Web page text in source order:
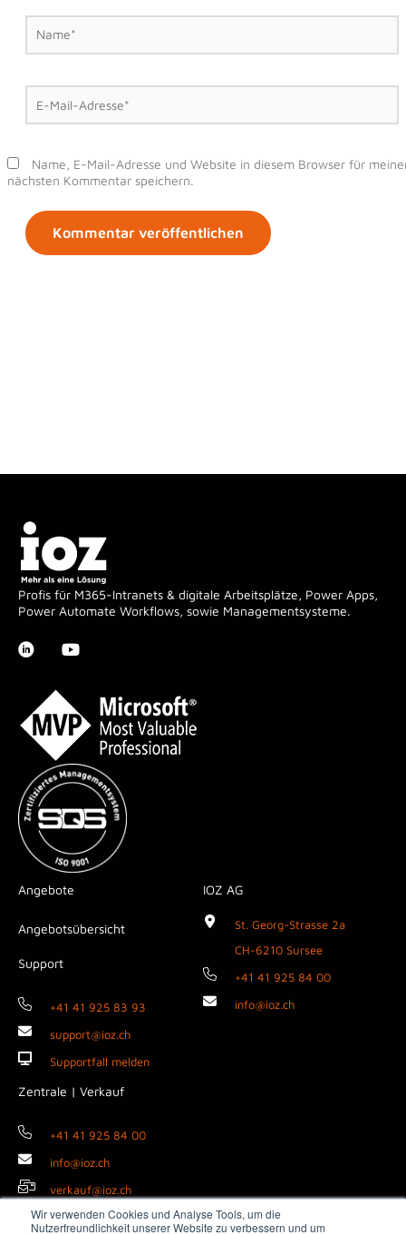
Wir verwenden Cookies und Analyse Tools, um die
Nutzerfreundlichkeit unserer Website zu verbessern und um
Name*
E-
Mail-
Adresse*
Name, E-Mail-Adresse und Website in diesem Browser für
nächsten Kommentar speichern.
Profis für M365-Intranets & digitale Arbeitsplätze, Power Apps,
Power Automate Workflows, sowie Managementsysteme.
Angebote
Angebotsübersicht
Support
+41 41 925 83 93
support@ioz.ch
Supportfall melden
Zentrale | Verkauf
+41 41 925 84 00
info@ioz.ch
verkauf@ioz.ch
IOZ AG
St. Georg-Strasse 2a
CH-6210 Sursee
+41 41 925 84 00
info@ioz.ch